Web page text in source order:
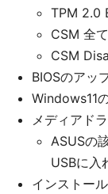
TPM 2.0
CSM 全
CSM
BIOSのアッ
Windows11
メディアド
ASUSの
USBに入
インストー